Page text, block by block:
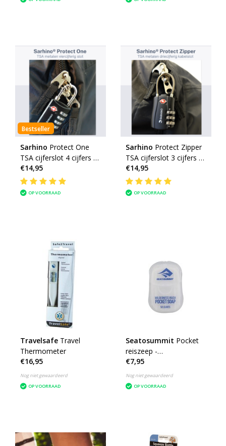
Bestseller
Sarhino Protect One
TSA cijferslot 4 cijfers -
zwart
€14,95
OP VOORRAAD
Sarhino Protect Zipper
TSA cijferslot 3 cijfers -
zwart
€14,95
OP VOORRAAD
Travelsafe Travel
Thermometer
€16,95
Nog niet gewaardeerd
OP VOORRAAD
Seatosummit Pocket
reiszeep -
geconcentreerd
€7,95
Nog niet gewaardeerd
OP VOORRAAD